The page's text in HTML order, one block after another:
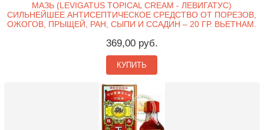
МАЗЬ (LEVIGATUS TOPICAL CREAM - ЛЕВИГАТУС)
СИЛЬНЕЙШЕЕ АНТИСЕПТИЧЕСКОЕ СРЕДСТВО ОТ ПОРЕЗОВ,
ОЖОГОВ, ПРЫЩЕЙ, РАН, СЫПИ И ССАДИН – 20 ГР. ВЬЕТНАМ.
369,00 руб.
КУПИТЬ